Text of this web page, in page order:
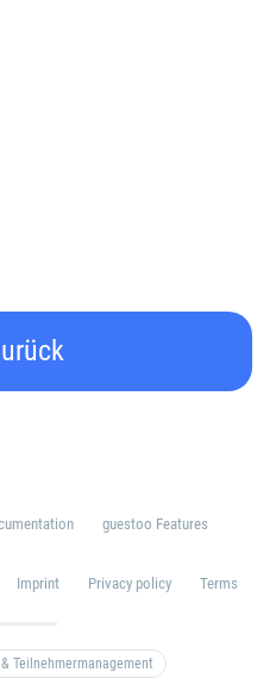
guestoo Features
Imprint Privacy policy Terms
Teilnehmermanagement